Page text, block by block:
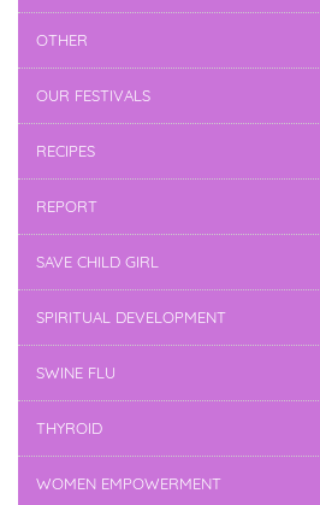
OTHER
OUR FESTIVALS
RECIPES
REPORT
SAVE CHILD GIRL
SPIRITUAL DEVELOPMENT
SWINE FLU
THYROID
WOMEN EMPOWERMENT